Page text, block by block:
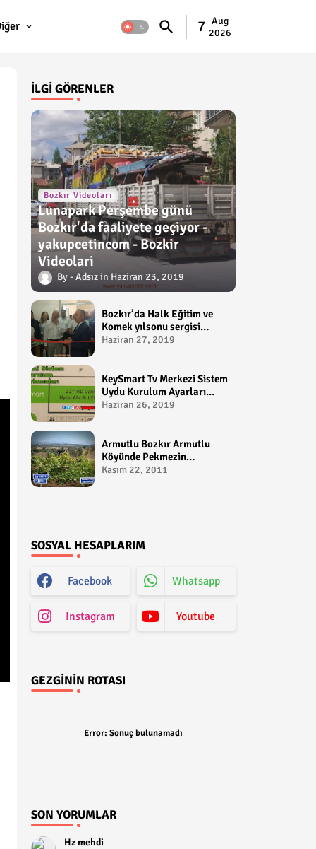
7 Aug
2026
İLGI GÖRENLER
Bozkır Videoları
Lunapark Perşembe günü
Bozkır'da faaliyete geçiyor -
yakupcetincom - Bozkir
Videolari
Adsız Haziran 23, 2019
Bozkır’da Halk Eğitim ve
Komek yılsonu sergisi
gerçekleştirildi-
Haziran 27, 2019
KeySmart Tv Merkezi Sistem
Uydu Kurulum Ayarları
Video anlatım -
Haziran 26, 2019
Armutlu Bozkır Armutlu
Köyünde Pekmezin
Hikayesi:Gezen Bilir Kontv
Kasım 22, 2011
SOSYAL HESAPLARIM
Facebook Whatsapp
Instagram Youtube
GEZGININ ROTASI
Error: Sonuç bulunamadı
SON YORUMLAR
Hz mehdi